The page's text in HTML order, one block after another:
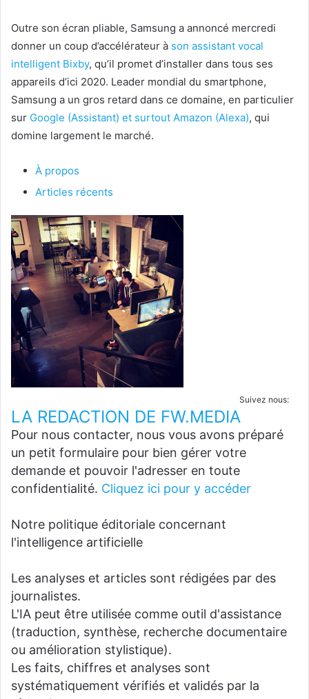
Outre son écran pliable, Samsung a annoncé mercredi
donner un coup d’accélérateur à son assistant vocal
intelligent Bixby, qu’il promet d’installer dans tous ses
appareils d’ici 2020. Leader mondial du smartphone,
Samsung a un gros retard dans ce domaine, en particulier
sur Google (Assistant) et surtout Amazon (Alexa), qui
domine largement le marché.
À propos
Articles récents
Suivez nous:
LA REDACTION DE FW.MEDIA
Pour nous contacter, nous vous avons préparé
un petit formulaire pour bien gérer votre
demande et pouvoir l'adresser en toute
confidentialité. Cliquez ici pour y accéder
Notre politique éditoriale concernant
l'intelligence artificielle
Les analyses et articles sont rédigées par des
journalistes.
L'IA peut être utilisée comme outil d'assistance
(traduction, synthèse, recherche documentaire
ou amélioration stylistique).
Les faits, chiffres et analyses sont
systématiquement vérifiés et validés par la